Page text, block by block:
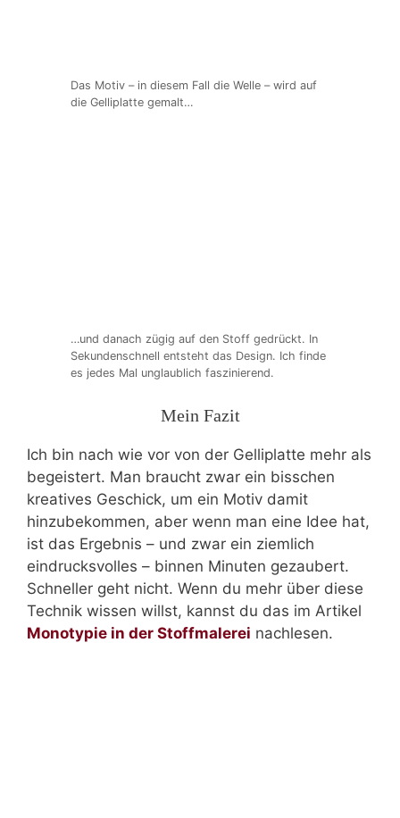
Das Motiv – in diesem Fall die Welle – wird auf
die Gelliplatte gemalt…
…und danach zügig auf den Stoff gedrückt. In
Sekundenschnell entsteht das Design. Ich finde
es jedes Mal unglaublich faszinierend.
Mein Fazit
Ich bin nach wie vor von der Gelliplatte mehr als
begeistert. Man braucht zwar ein bisschen
kreatives Geschick, um ein Motiv damit
hinzubekommen, aber wenn man eine Idee hat,
ist das Ergebnis – und zwar ein ziemlich
eindrucksvolles – binnen Minuten gezaubert.
Schneller geht nicht. Wenn du mehr über diese
Technik wissen willst, kannst du das im Artikel
Monotypie in der Stoffmalerei nachlesen.